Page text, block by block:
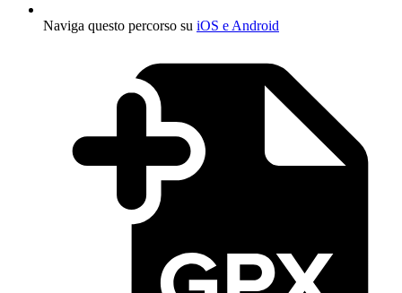
Naviga questo percorso su iOS e Android